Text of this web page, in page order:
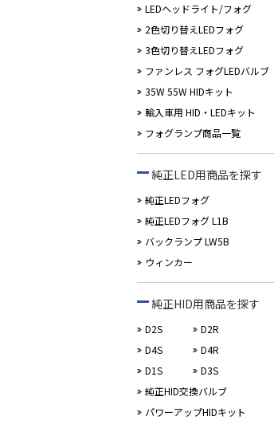
LEDヘッドライト/フォグ
2色切り替えLEDフォグ
3色切り替えLEDフォグ
ファンレス フォグLEDバルブ
35W 55W HIDキット
輸入車用 HID・LEDキット
フォグランプ商品一覧
純正LED用商品を探す
純正LEDフォグ
純正LEDフォグ L1B
バックランプ LW5B
ウィンカー
純正HID用商品を探す
D2S
D2R
D4S
D4R
D1S
D3S
純正HID交換バルブ
パワーアップHIDキット